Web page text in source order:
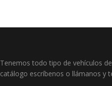
Tenemos todo tipo de vehículos
catálogo escríbenos o llámanos y